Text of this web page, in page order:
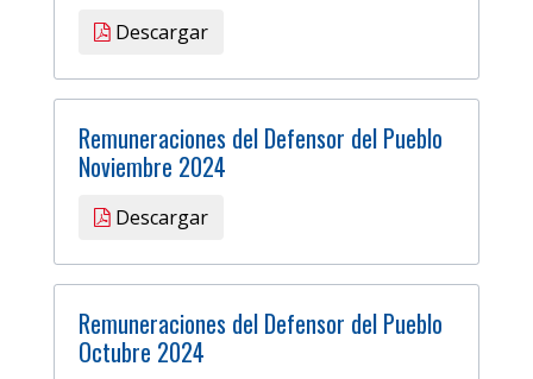
Descargar
Remuneraciones del Defensor del Pueblo
Noviembre 2024
Descargar
Remuneraciones del Defensor del Pueblo
Octubre 2024